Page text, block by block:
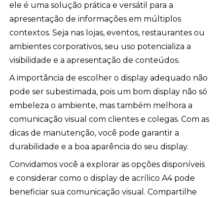
ele é uma solução prática e versátil para a
apresentação de informações em múltiplos
contextos. Seja nas lojas, eventos, restaurantes ou
ambientes corporativos, seu uso potencializa a
visibilidade e a apresentação de conteúdos.
A importância de escolher o display adequado não
pode ser subestimada, pois um bom display não só
embeleza o ambiente, mas também melhora a
comunicação visual com clientes e colegas. Com as
dicas de manutenção, você pode garantir a
durabilidade e a boa aparência do seu display.
Convidamos você a explorar as opções disponíveis
e considerar como o display de acrílico A4 pode
beneficiar sua comunicação visual. Compartilhe